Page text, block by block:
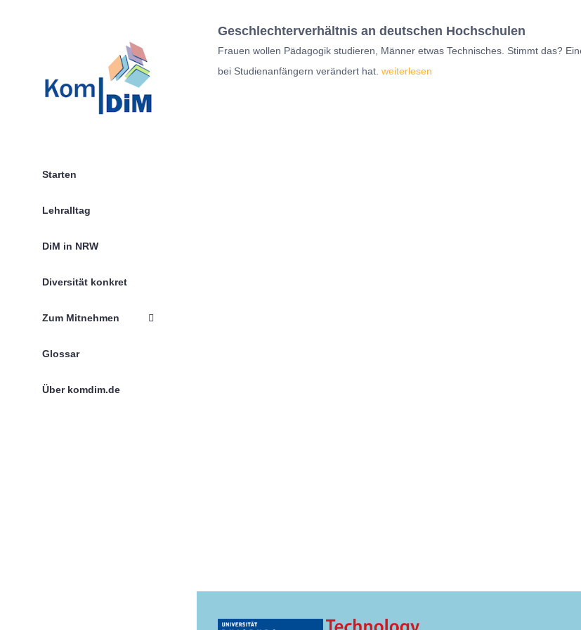
Starten
Lehralltag
DiM in NRW
Diversität konkret
Zum Mitnehmen
Glossar
Über komdim.de
Geschlechterverhältnis an deutschen Hochschulen
Frauen wollen Pädagogik studieren, Männer etwas Technisches. Stimmt das?
bei Studienanfängern verändert hat. weiterlesen